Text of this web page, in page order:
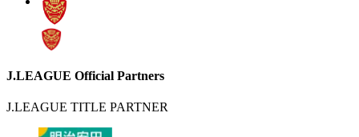
J.LEAGUE Official Partners
J.LEAGUE TITLE PARTNER